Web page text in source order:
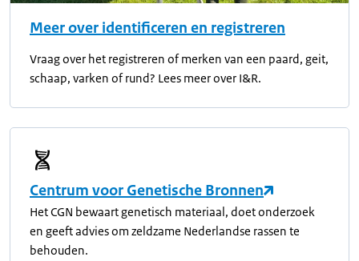
Meer over identificeren en registreren
Vraag over het registreren of merken van een paard, geit,
schaap, varken of rund? Lees meer over I&R.
Centrum voor Genetische Bronnen
Het CGN bewaart genetisch materiaal, doet onderzoek
en geeft advies om zeldzame Nederlandse rassen te
behouden.